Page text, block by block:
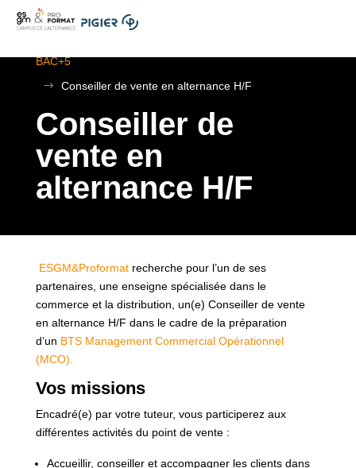
BAC+5
$
Conseiller de vente en alternance H/F
Conseiller de
vente en
alternance H/F
ESGM&Proformatrecherche pour l’un de ses
partenaires, une enseigne spécialisée dans le
commerce et la distribution, un(e) Conseiller de vente
en alternance H/F dans le cadre de la préparation
d’un BTS Management Commercial Opérationnel
(MCO).
Vos missions
Encadré(e) par votre tuteur, vous participerez aux
différentes activités du point de vente :
Accueillir, conseiller et accompagner les clients dans